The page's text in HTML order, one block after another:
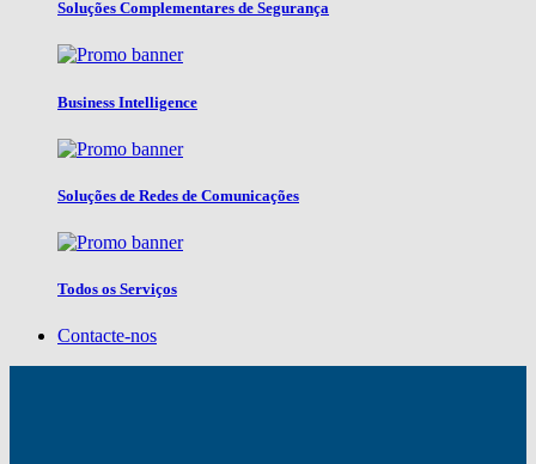
Soluções Complementares de Segurança
Business Intelligence
Soluções de Redes de Comunicações
Todos os Serviços
Contacte-nos